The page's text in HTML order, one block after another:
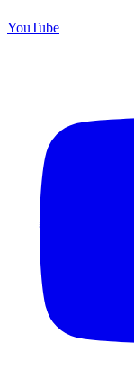
YouTube